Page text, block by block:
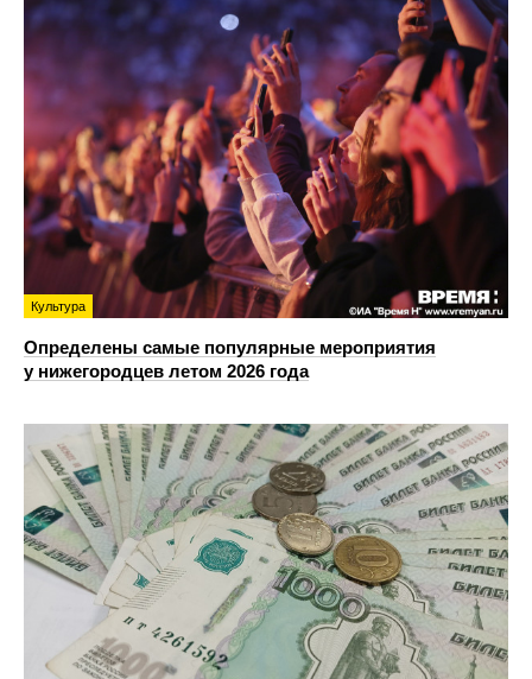
Культура
Определены самые популярные мероприятия
у нижегородцев летом 2026 года